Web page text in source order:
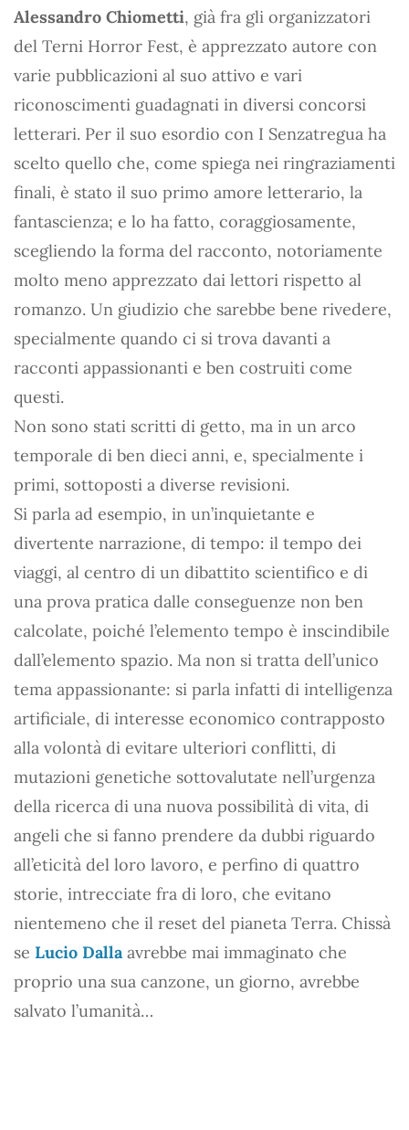
Alessandro Chiometti, già fra gli organizzatori
del Terni Horror Fest, è apprezzato autore con
varie pubblicazioni al suo attivo e vari
riconoscimenti guadagnati in diversi concorsi
letterari. Per il suo esordio con I Senzatregua ha
scelto quello che, come spiega nei ringraziamenti
finali, è stato il suo primo amore letterario, la
fantascienza; e lo ha fatto, coraggiosamente,
scegliendo la forma del racconto, notoriamente
molto meno apprezzato dai lettori rispetto al
romanzo. Un giudizio che sarebbe bene rivedere,
specialmente quando ci si trova davanti a
racconti appassionanti e ben costruiti come
questi.
Non sono stati scritti di getto, ma in un arco
temporale di ben dieci anni, e, specialmente i
primi, sottoposti a diverse revisioni.
Si parla ad esempio, in un’inquietante e
divertente narrazione, di tempo: il tempo dei
viaggi, al centro di un dibattito scientifico e di
una prova pratica dalle conseguenze non ben
calcolate, poiché l’elemento tempo è inscindibile
dall’elemento spazio. Ma non si tratta dell’unico
tema appassionante: si parla infatti di intelligenza
artificiale, di interesse economico contrapposto
alla volontà di evitare ulteriori conflitti, di
mutazioni genetiche sottovalutate nell’urgenza
della ricerca di una nuova possibilità di vita, di
angeli che si fanno prendere da dubbi riguardo
all’eticità del loro lavoro, e perfino di quattro
storie, intrecciate fra di loro, che evitano
nientemeno che il reset del pianeta Terra. Chissà
se Lucio Dallaavrebbe mai immaginato che
proprio una sua canzone, un giorno, avrebbe
salvato l’umanità…